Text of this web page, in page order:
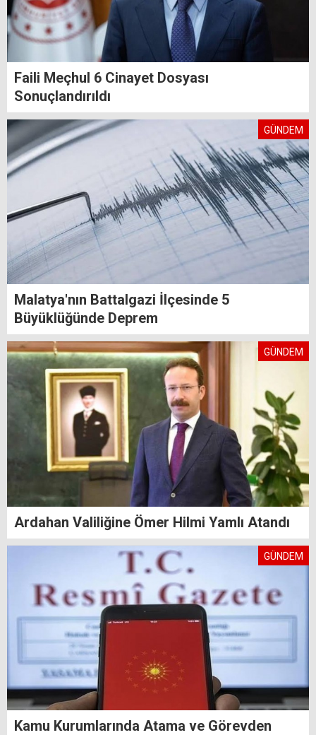
Faili Meçhul 6 Cinayet Dosyası
Sonuçlandırıldı
GÜNDEM
Malatya'nın Battalgazi İlçesinde 5
Büyüklüğünde Deprem
GÜNDEM
Ardahan Valiliğine Ömer Hilmi Yamlı Atandı
GÜNDEM
Kamu Kurumlarında Atama ve Görevden